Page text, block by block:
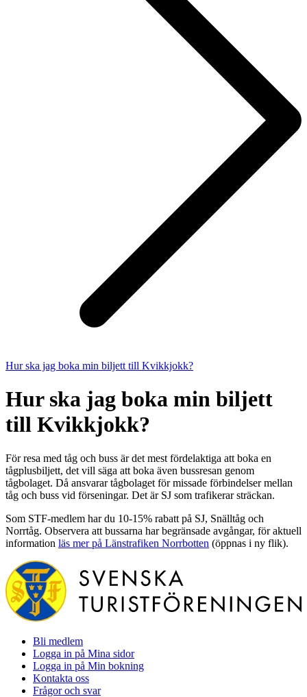
Hur ska jag boka min biljett till Kvikkjokk?
Hur ska jag boka min biljett
till Kvikkjokk?
För resa med tåg och buss är det mest fördelaktiga att boka en
tågplusbiljett, det vill säga att boka även bussresan genom
tågbolaget. Då ansvarar tågbolaget för missade förbindelser mellan
tåg och buss vid förseningar. Det är SJ som trafikerar sträckan.
Som STF-medlem har du 10-15% rabatt på SJ, Snälltåg och
Norrtåg. Observera att bussarna har begränsade avgångar, för aktuell
information läs mer på Länstrafiken Norrbotten (öppnas i ny flik).
Bli medlem
Logga in på Mina sidor
Logga in på Min bokning
Kontakta oss
Frågor och svar